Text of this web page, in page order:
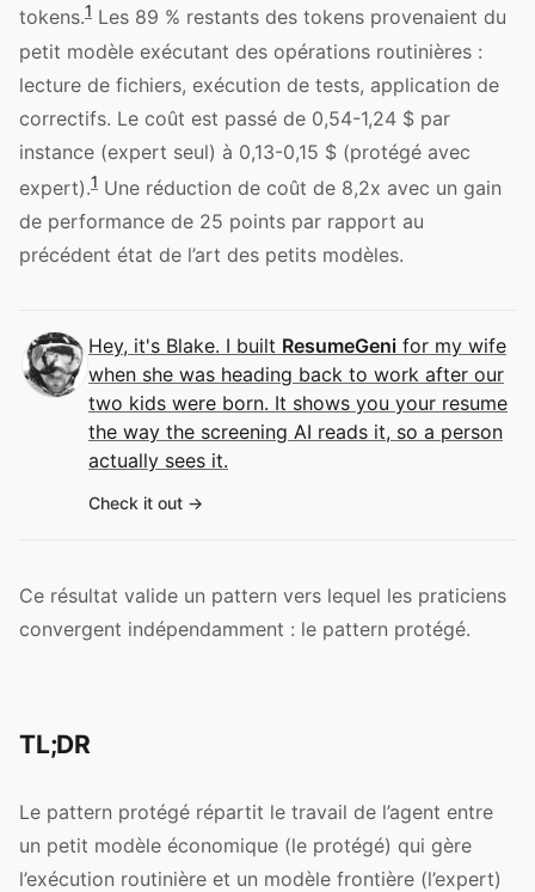
tokens.1 Les 89 % restants des tokens provenaient du
petit modèle exécutant des opérations routinières :
lecture de fichiers, exécution de tests, application de
correctifs. Le coût est passé de 0,54-1,24 $ par
instance (expert seul) à 0,13-0,15 $ (protégé avec
expert).1 Une réduction de coût de 8,2x avec un gain
de performance de 25 points par rapport au
précédent état de l’art des petits modèles.
Hey, it's Blake. I built ResumeGeni for my wife
when she was heading back to work after our
two kids were born. It shows you your resume
the way the screening AI reads it, so a person
actually sees it.
Check it out
Ce résultat valide un pattern vers lequel les praticiens
convergent indépendamment : le pattern protégé.
TL;DR
Le pattern protégé répartit le travail de l’agent entre
un petit modèle économique (le protégé) qui gère
l’exécution routinière et un modèle frontière (l’expert)